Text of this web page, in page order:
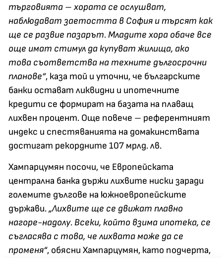
търговията – хората се ослушват,
наблюдават заетостта в София и търсят как
ще се развие пазарът. Младите хора обаче все
още имат стимул да купуват жилища, ако
това съответства на техните дългосрочни
планове“, каза той и уточни, че българските
банки остават ликвидни и ипотечните
кредити се формират на базата на плаващ
лихвен процент. Още повече – референтният
индекс и спестяванията на домакинствата
достигат рекордните 107 мрлд. лв.
Хампарцумян посочи, че Европейската
централна банка държи лихвите ниски заради
големите дългове на южноевропейските
държави.„Лихвите ще се движат плавно
нагоре-надолу. Всеки, който взима ипотека, се
съгласява с това, че лихвата може да се
променя“, обясни Хампарцумян, като подчерта,